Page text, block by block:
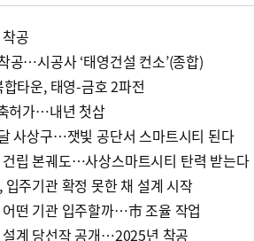
공
공…시공사 ‘태영건설 컨소’(종합)
타운, 태영-금호 2파전
허가…내년 첫삽
사상구…잿빛 공단서 스마트시티 된다
립 본궤도…사상스마트시티 탄력 받는다
주기관 확정 못한 채 설계 시작
떤 기관 입주할까…市 조율 작업
계 당선작 공개…2025년 착공